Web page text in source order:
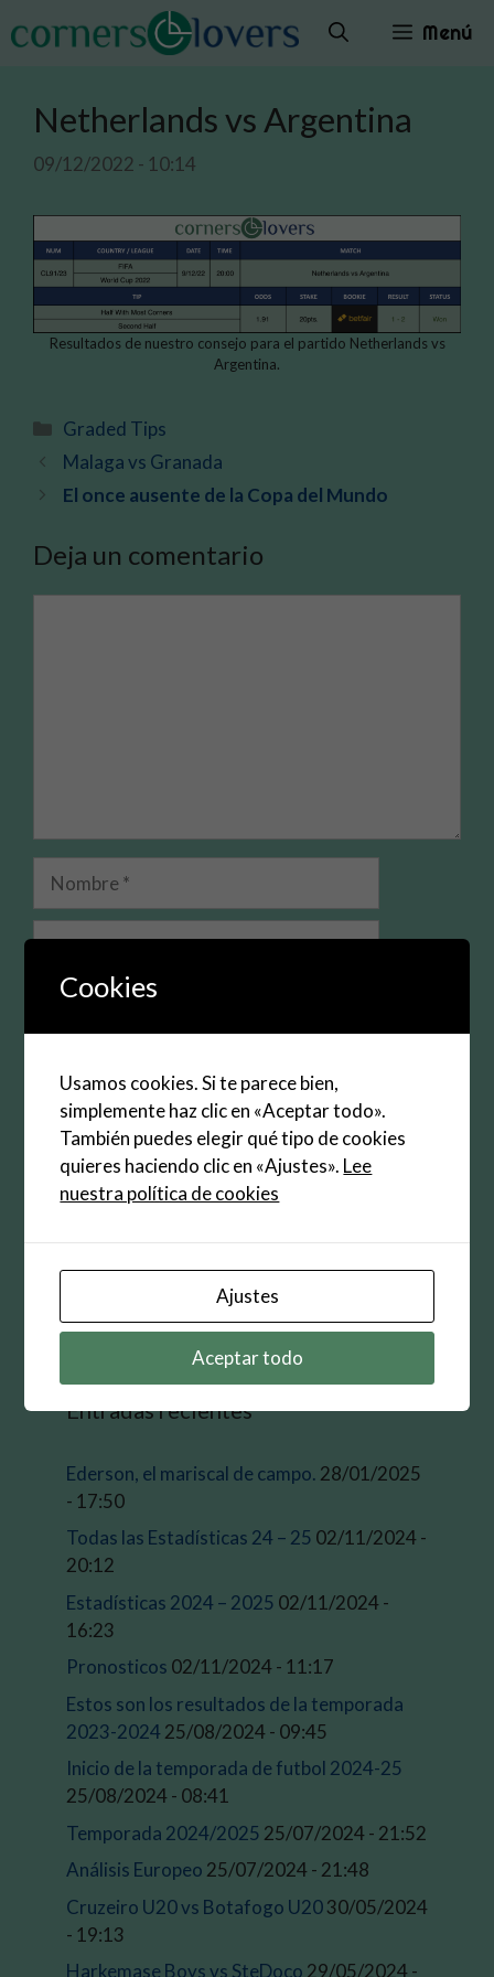
al
Menú
Netherlands vs Argentina
09/12/2022 - 10:14
Resultados de nuestro consejo para el partido Netherlands vs
Argentina.
Categorías
Graded Tips
Malaga vs Granada
El once ausente de la Copa del Mundo
Deja un comentario
Web
este navegador para la próxima vez que
comente.
Buscar:
Entradas recientes
Ederson, el mariscal de campo. 28/01/2025
- 17:50
Todas las Estadísticas 24 – 25 02/11/2024 -
20:12
Estadísticas 2024 – 2025 02/11/2024 -
16:23
Pronosticos 02/11/2024 - 11:17
Estos son los resultados de la temporada
2023-2024 25/08/2024 - 09:45
Inicio de la temporada de futbol 2024-25
25/08/2024 - 08:41
Temporada 2024/2025 25/07/2024 - 21:52
Análisis Europeo 25/07/2024 - 21:48
Cruzeiro U20 vs Botafogo U2030/05/2024
- 19:13
Harkemase Boys vs SteDoco 29/05/2024 -
Cookies
Usamos cookies. Si te parece bien,
simplemente haz clic en «Aceptar todo».
También puedes elegir qué tipo de cookies
quieres haciendo clic en «Ajustes». Lee
nuestra política de cookies
Ajustes
Aceptar todo